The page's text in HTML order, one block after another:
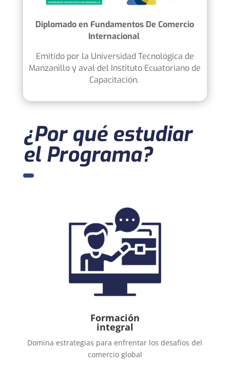
Diplomado en Fundamentos De Comercio
Internacional
Emitido por la Universidad Tecnológica de
Manzanilloy aval del Instituto Ecuatoriano de
Capacitación.
¿Por qué estudiar
el Programa?
Formación
integral
Domina estrategias para enfrentar los desafíos del
comercio global